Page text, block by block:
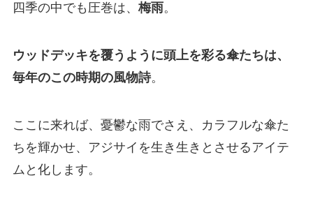
四季の中でも圧巻は、 梅雨。
ウッドデッキを覆うように頭上を彩る傘たちは、
毎年のこの時期の風物詩。
ここに来れば、憂鬱な雨でさえ、カラフルな傘た
ちを輝かせ、アジサイを生き生きとさせるアイテ
ムと化します。